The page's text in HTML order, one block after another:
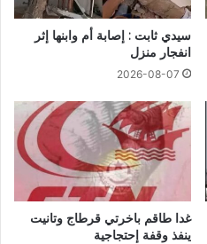
سيدي ثابت : إصابة أم وابنها إثر
انفجار منزل
2026-08-07
غدا طاقم باخرتي قرطاج وتانيت
ينفذ وقفة إحتجاجية